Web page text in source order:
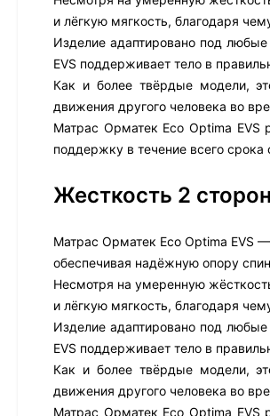
и лёгкую мягкость, благодаря
Изделие адаптировано под
EVS поддерживает тело в
Как и более твёрдые модели,
движения другого человека во
Матрас Орматек Eco Optima EVS
поддержку в течение всего
Жесткость 2
Матрас Орматек Eco Optima EVS
обеспечивая надёжную опору
Несмотря на умеренную
и лёгкую мягкость, благодаря
Изделие адаптировано под
EVS поддерживает тело в
Как и более твёрдые модели,
движения другого человека во
Матрас Орматек Eco Optima EVS